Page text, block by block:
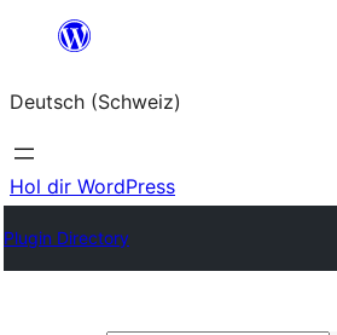
springen
Deutsch (Schweiz)
Hol dir WordPress
Plugin Directory